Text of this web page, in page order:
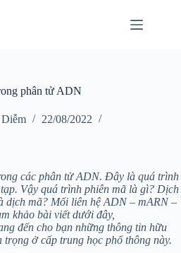
phân tử ADN
22/08/2022
các phân tử ADN. Đây là quá trình
Vậy quá trình phiên mã là gì? Dịch
dịch mã? Mối liên hệ ADN – mARN –
khảo bài viết dưới đây,
đến cho bạn những thông tin hữu
trọng ở cấp trung học phổ thông này.